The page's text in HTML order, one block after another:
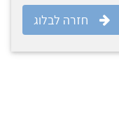
חזרה לבלוג